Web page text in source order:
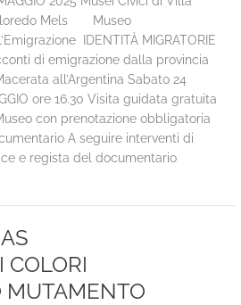
Mels Museo
IDENTITÀ MIGRATORIE
di emigrazione dalla provincia
all’Argentina Sabato 24
ore 16.30 Visita guidata gratuita
con prenotazione obbligatoria
A seguire interventi di
e regista del documentario
COLORI
MUTAMENTO